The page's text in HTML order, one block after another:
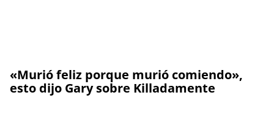
«Murió feliz porque murió comiendo»,
esto dijo Gary sobre Killadamente